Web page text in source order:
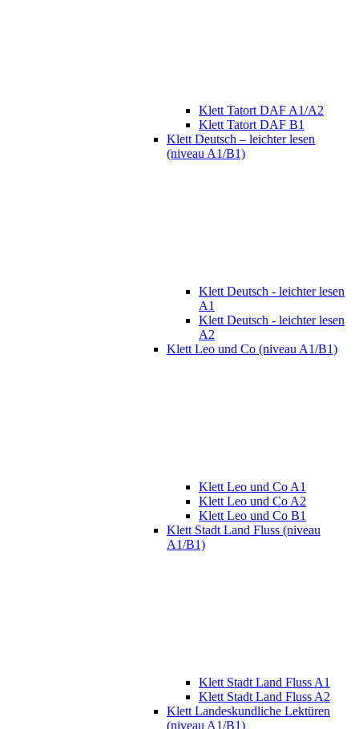
Klett Tatort DAF A1/A2
Klett Tatort DAF B1
Klett Deutsch – leichter lesen
(niveau A1/B1)
Klett Deutsch - leichter lesen
A1
Klett Deutsch - leichter lesen
A2
Klett Leo und Co (niveau A1/B1)
Klett Leo und Co A1
Klett Leo und Co A2
Klett Leo und Co B1
Klett Stadt Land Fluss (niveau
A1/B1)
Klett Stadt Land Fluss A1
Klett Stadt Land Fluss A2
Klett Landeskundliche Lektüren
(niveau A1/B1)